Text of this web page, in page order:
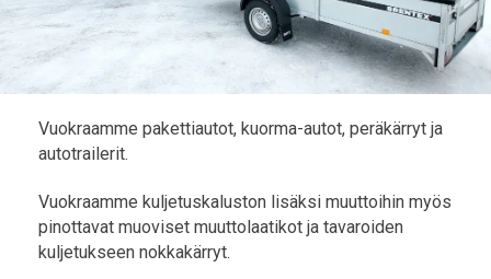
Vuokraamme pakettiautot, kuorma-autot, peräkärryt ja
autotrailerit.
Vuokraamme kuljetuskaluston lisäksi muuttoihin myös
pinottavat muoviset muuttolaatikot ja tavaroiden
kuljetukseen nokkakärryt.